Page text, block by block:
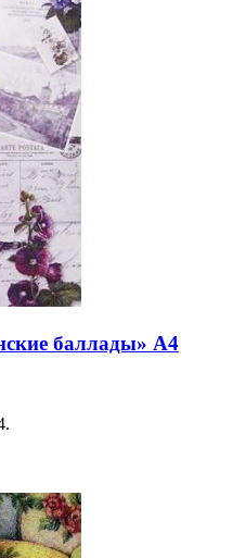
баллады» А4